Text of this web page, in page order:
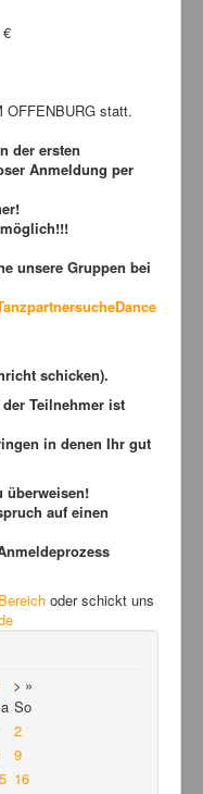
OFFENBURG statt.
der ersten
Anmeldung per
unsere Gruppen bei
schicken).
Teilnehmer ist
in denen Ihr gut
überweisen!
auf einen
oder schickt uns
> »
So
2
9
16